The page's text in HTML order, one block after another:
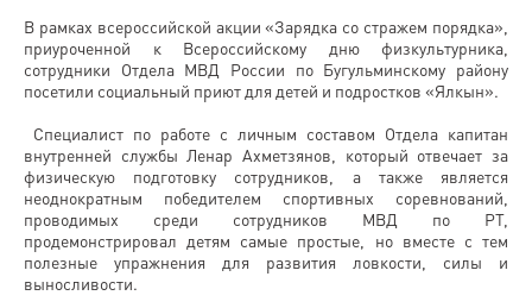
В рамках всероссийской акции «Зарядка со стражем порядка»,
приуроченной к Всероссийскому дню физкультурника,
сотрудники Отдела МВД России по Бугульминскому району
посетили социальный приют для детей и подростков «Ялкын».
Специалист по работе с личным составом Отдела капитан
внутренней службы Ленар Ахметзянов, который отвечает за
физическую подготовку сотрудников, а также является
неоднократным победителем спортивных соревнований,
проводимых среди сотрудников МВД по РТ,
продемонстрировал детям самые простые, но вместе с тем
полезные упражнения для развития ловкости, силы и
выносливости.